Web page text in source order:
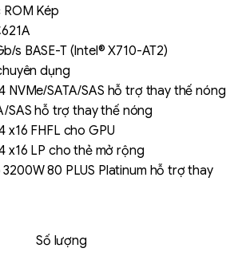
Kép
s BASE-T (Intel® X710-AT2)
dụng
NVMe/SATA/SAS hỗ trợ thay thế nóng
SAS hỗ trợ thay thế nóng
x16 FHFL cho GPU
x16 LP cho thẻ mở rộng
80 PLUS Platinum hỗ trợ thay
Số lượng